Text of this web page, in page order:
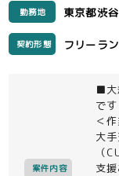
勤務地 東京都渋
契約形態 フリーラ
案件内容
■大
です
＜
大
（
支